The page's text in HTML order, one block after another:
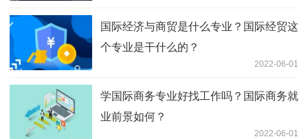
国际经济与商贸是什么专业？国际经贸这
个专业是干什么的？
2022-06-01
学国际商务专业好找工作吗？国际商务就
业前景如何？
2022-06-01